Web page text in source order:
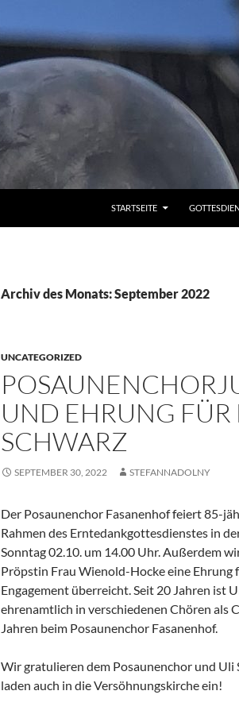
STARTSEITE
Archiv des Monats: September 2022
UNCATEGORIZED
UND EHRUNG FÜR
SCHWARZ
SEPTEMBER 30, 2022 STEFANNADOLNY
Der Posaunenchor Fasanenhof feiert 85-
Rahmen des Erntedankgottesdienstes in
Sonntag 02.10. um 14.00 Uhr. Außerdem
Pröpstin Frau Wienold-Hocke eine Ehrung
Engagement überreicht. Seit 20 Jahren ist
ehrenamtlich in verschiedenen Chören als
Jahren beim Posaunenchor Fasanenhof.
Wir gratulieren dem Posaunenchor und Uli
laden auch in die Versöhnungskirche ein!